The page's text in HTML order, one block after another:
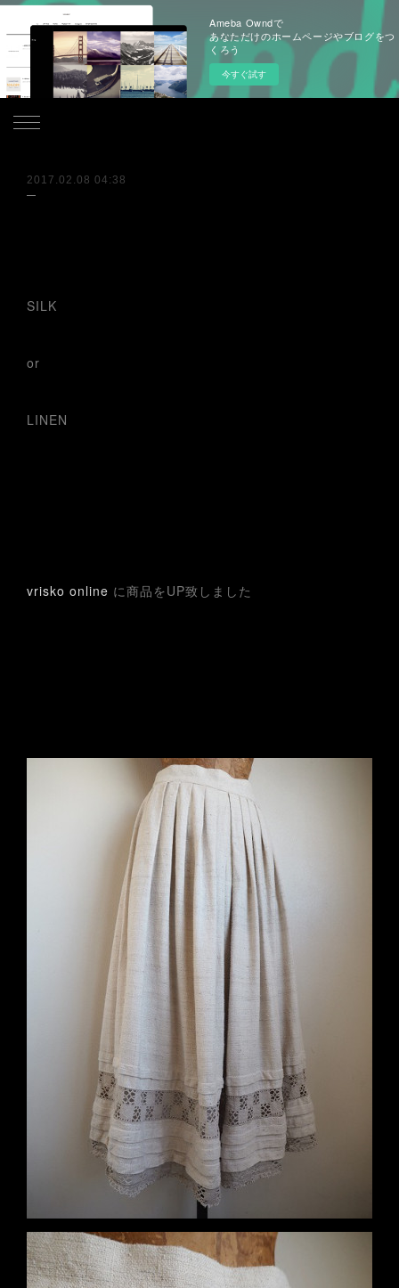
Ameba Owndで
あなただけのホームページやブログをつ
くろう
今すぐ試す
2017.02.08 04:38
SILK
or
LINEN
vrisko online に商品をUP致しました